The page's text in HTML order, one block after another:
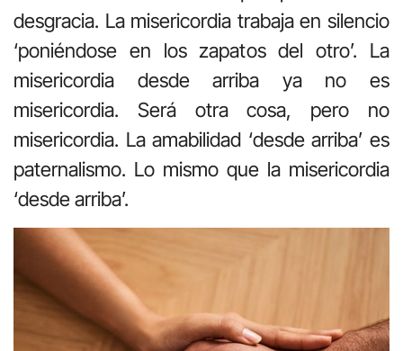
desgracia. La misericordia trabaja en silencio
‘poniéndose en los zapatos del otro’. La
misericordia desde arriba ya no es
misericordia. Será otra cosa, pero no
misericordia. La amabilidad ‘desde arriba’ es
paternalismo. Lo mismo que la misericordia
‘desde arriba’.